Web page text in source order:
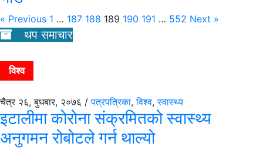
« Previous 1 … 187 188 189 190 191 … 552 Next »
थप समाचार
विश्व
चैत्र २६, बुधबार, २०७६ /पत्रपत्रिका,विश्व,स्वास्थ्य
इटालीमा कोरोना संक्रमितको स्वास्थ्य
अनुगमन रोबोटले गर्न थाल्यो